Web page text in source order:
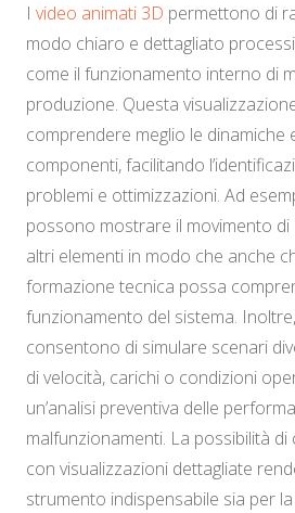
I video animati 3D permettono di
modo chiaro e dettagliato
come il funzionamento interno di
produzione. Questa
comprendere meglio le dinamiche
componenti, facilitando
problemi e ottimizzazioni. Ad
possono mostrare il movimento di
altri elementi in modo che anche
formazione tecnica possa
funzionamento del sistema.
consentono di simulare scenari
di velocità, carichi o condizioni
un’analisi preventiva delle
malfunzionamenti. La possibilità
con visualizzazioni dettagliate
strumento indispensabile sia per